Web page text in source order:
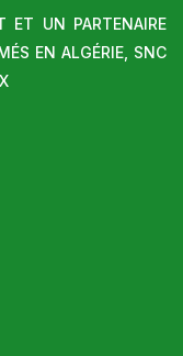
ET UN PARTENAIRE
EN ALGÉRIE, SNC